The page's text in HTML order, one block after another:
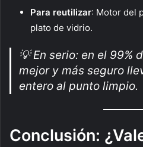
Para reutilizar: Motor del
plato de vidrio.
💡En serio: en el 99%
mejor y más seguro
entero al punto limpio.
Conclusión: